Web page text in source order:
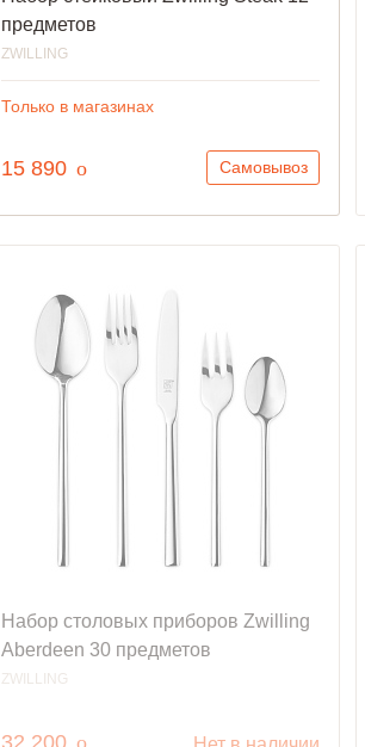
предметов
ZWILLING
Только в магазинах
15 890 руб.
o Самовывоз
Набор столовых приборов Zwilling
Aberdeen 30 предметов
ZWILLING
32 200 руб.
o